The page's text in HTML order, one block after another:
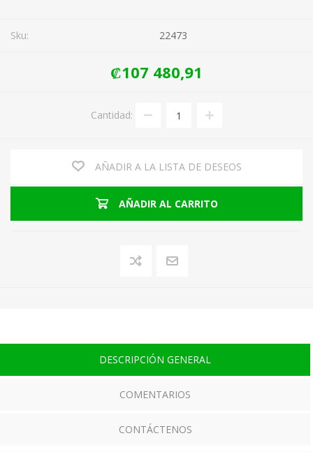
Sku: 22473
₡107 480,91
Cantidad:
AÑADIR A LA LISTA DE DESEOS
AÑADIR AL CARRITO
DESCRIPCIÓN GENERAL
COMENTARIOS
CONTÁCTENOS